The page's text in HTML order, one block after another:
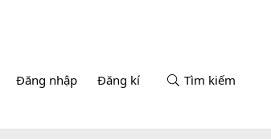
Đăng nhập Đăng kí Tìm kiếm